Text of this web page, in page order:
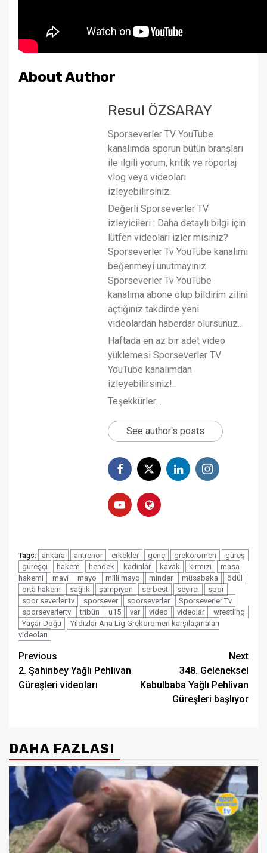
About Author
Resul ÖZSARAY
Sporseverler TV YouTube
kanalımda sporun bütün branşları
ile ilgili yorum, kritik ve röportaj
vlog veya videoları
izleyebilirsiniz.
Değerli Sporseverler TV
izleyicileri : Daha detaylı bilgi için
lütfen videoları izler misiniz?
Sporseverler Tv YouTube kanalımı
beğenmeyi unutmayınız.
Sporseverler Tv YouTube
kanalıma abone olup bildirim zilini
açtığınız takdirde yeni
videolardan haberdar olursunuz…
Haftada en az bir adet video
yüklemesi Sporseverler TV
YouTube kanalımdan
izleyebilirsiniz!..
Teşekkürler…
See author's posts
Tags: ankara antrenör erkekler genç grekoromen
güreş
güreşçi
hakem hendek kadınlar kavak kırmızı
masa
hakemi
mavi mayo milli mayo minder müsabaka
ödül
orta hakem
sağlık şampiyon serbest seyirci
spor
spor severler tv
sporsever sporseverler
Sporseverler Tv
sporseverlertv
tribün u15 var video videolar
wrestling
Yaşar Doğu
Yıldızlar Ana Lig Grekoromen karşılaşmaları
videoları
Post
navigation
Previous
2. Şahinbey Yağlı Pehlivan
Güreşleri videoları
Next
348. Geleneksel
Kabulbaba Yağlı Pehlivan
Güreşleri başlıyor
DAHA FAZLASI